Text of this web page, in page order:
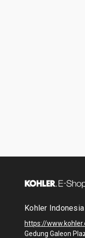
Kohler Indonesia
https://
Gedung Galeon